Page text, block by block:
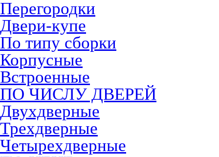
Перегородки
Двери-купе
По типу сборки
Корпусные
Встроенные
ПО ЧИСЛУ ДВЕРЕЙ
Двухдверные
Трехдверные
Четырехдверные